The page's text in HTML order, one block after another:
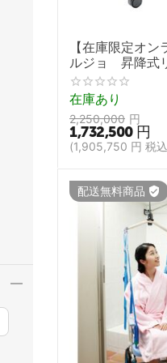
【在庫限定オ
ルジョ 昇降式
アレンティ
在庫あり
2,250,000 円
1,732,500 円
(1,905,750 円 税
配送無料商品